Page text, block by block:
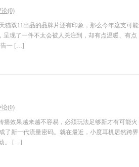
论(0)
猫双11出品的品牌片还有印象，那么今年这支可能
现了一件不太会被人关注到，却有点温暖、有点
告一 […]
论(0)
效果越来越不容易，必须玩法足够新才有可能火
了新一代流量密码。就在最近，小度耳机居然跨界
。 […]